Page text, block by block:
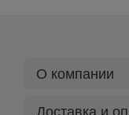
О компании
Доставка и